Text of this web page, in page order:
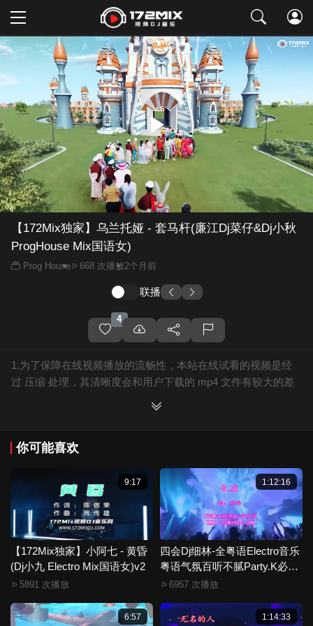
取消
【172Mix独家】乌兰托娅 - 套马杆(廉江Dj菜仔&Dj小秋
ProgHouse Mix国语女)
Prog House 668 次播放2个月前
联播
4
1.为了保障在线视频播放的流畅性，本站在线试看的视频是经
过 压缩 处理，其清晰度会和用户下载的 mp4 文件有较大的差
保证高清晰。
3.如果你喜欢 《【172Mix独家】乌兰托娅 - 套马杆(廉江Dj菜仔
&Dj小秋 ProgHouse Mix国语女)》，赶快介绍给你的朋友，一
起来分享！
4.如果您发现 《【172Mix独家】乌兰托娅 - 套马杆(廉江Dj菜仔
&Dj小秋 ProgHouse Mix国语女)》视频存在分类错误，清晰度
不够或无法播放的问题，请点击这里进行 我要纠错， 谢谢！
5.172Mix舞曲视频网禁止发布违规违法的信息，若您发现有相
关违规违法内容，请点击这里进行 举报投诉 ，一旦核实，平台
6.本站音视频文件部分由用户上传发布，其版权归原作者所
你可能喜欢
9:17
【172Mix独家】小阿七 - 黄昏
(Dj小九 Electro Mix国语女)v2
5891 次播放
1:12:16
四会Dj细林-全粤语Electro音乐
粤语气氛百听不腻Party.K必备
专辑172Mix串烧
6957 次播放
6:57 1:14:33